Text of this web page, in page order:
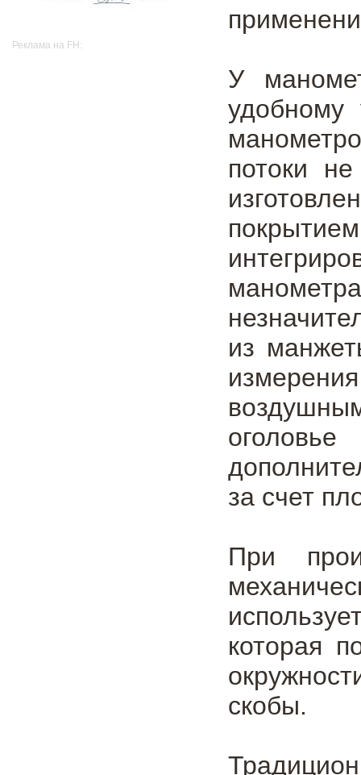
Реклама на FH:
У
удобному
потоки
из
за счет
При
которая
скобы.